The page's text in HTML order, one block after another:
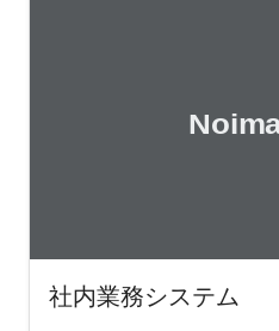
社内業務システム